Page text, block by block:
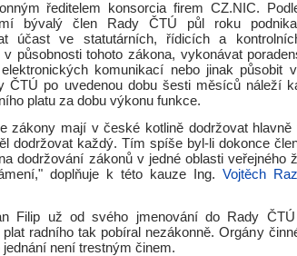
ředitelem konsorcia firem CZ.NIC.
bývalý člen Rady ČTÚ půl roku
účast ve statutárních, řídicích a
působnosti tohoto zákona, vykonávat
komunikací nebo jinak působit
ČTÚ po uvedenou dobu šesti měsíců náleží
platu za dobu výkonu funkce.
zákony mají v české kotlině dodržovat
dodržovat každý. Tím spíše byl-li dokonce
dodržování zákonů v jedné oblasti veřejného
doplňuje k této kauze Ing. Vojtěch
Filip už od svého jmenování do Rady ČTÚ
radního tak pobíral nezákonně. Orgány
není trestným činem.